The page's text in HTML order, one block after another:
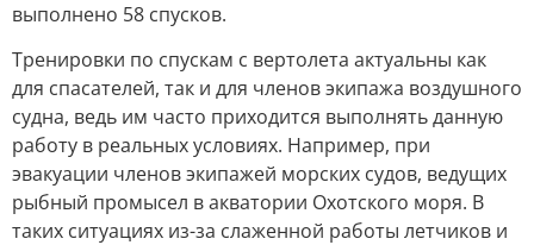
выполнено 58 спусков.
Тренировки по спускам с вертолета актуальны как
для спасателей, так и для членов экипажа воздушного
судна, ведь им часто приходится выполнять данную
работу в реальных условиях. Например, при
эвакуации членов экипажей морских судов, ведущих
рыбный промысел в акватории Охотского моря. В
таких ситуациях из-за слаженной работы летчиков и